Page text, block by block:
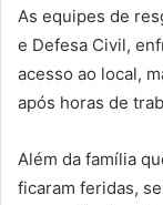
As equipes de
e Defesa Civil,
acesso ao local,
após horas de
Além da família
ficaram feridas,